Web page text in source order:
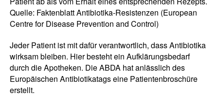
Quelle: Faktenblatt Antibiotika-Resistenzen (European
Centre for Disease Prevention and Control)
Jeder Patient ist mit dafür verantwortlich, dass Antibiotika
wirksam bleiben. Hier besteht ein Aufklärungsbedarf
durch die Apotheken. Die ABDA hat anlässlich des
Europäischen Antibiotikatags eine Patientenbroschüre
erstellt.